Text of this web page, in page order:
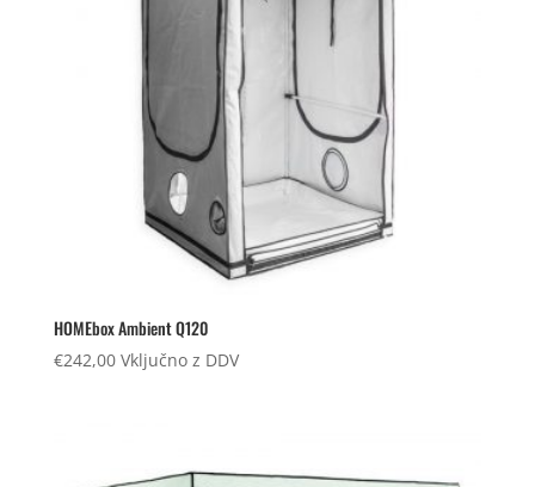
HOMEbox Ambient Q120
€242,00 Vključno z DDV